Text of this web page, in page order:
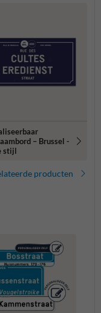
– Brussel -
stijl
producten